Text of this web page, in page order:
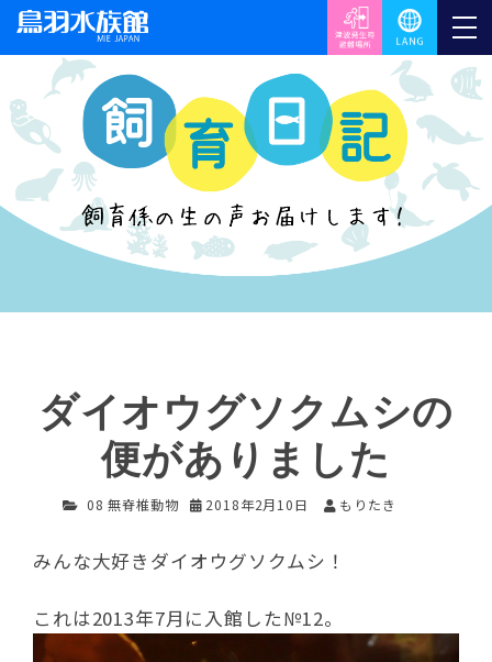
ダイオウグソクムシの
便がありました
08 無脊椎動物 2018年2月10日 もりたき
みんな大好きダイオウグソクムシ！
これは2013年7月に入館した№12。